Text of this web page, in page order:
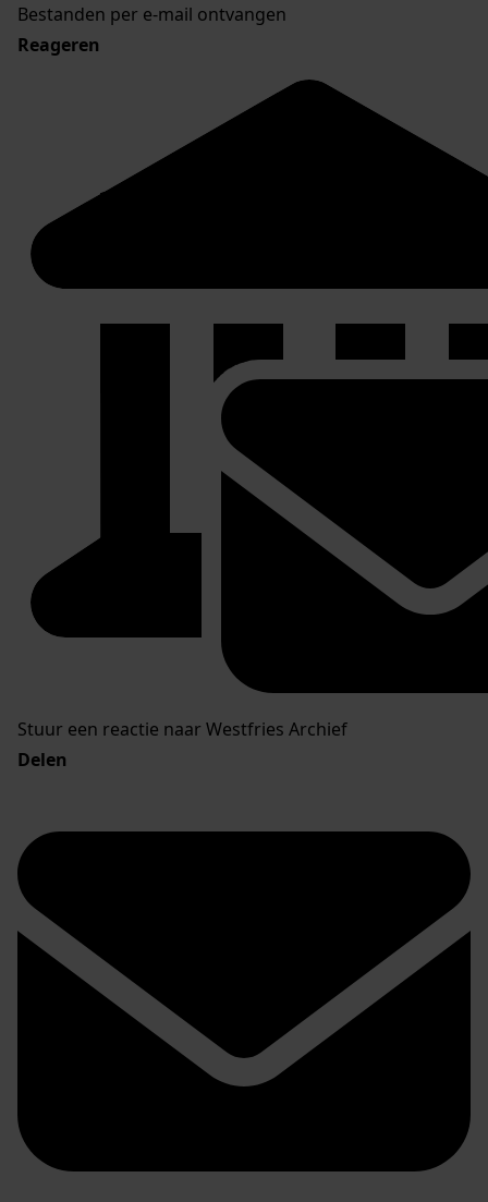
Bestanden per e-mail ontvangen
Reageren
Stuur een reactie naar Westfries Archief
Delen